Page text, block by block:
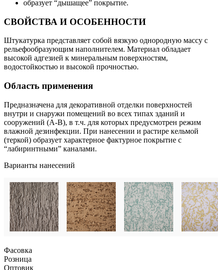
образует “дышащее” покрытие.
СВОЙСТВА И ОСОБЕННОСТИ
Штукатурка представляет собой вязкую однородную массу с
рельефообразующим наполнителем. Материал обладает
высокой адгезией к минеральным поверхностям,
водостойкостью и высокой прочностью.
Область применения
Предназначена для декоративной отделки поверхностей
внутри и снаружи помещений во всех типах зданий и
сооружений (А-В), в т.ч. для которых предусмотрен режим
влажной дезинфекции. При нанесении и растире кельмой
(теркой) образует характерное фактурное покрытие с
“лабиринтными” каналами.
Варианты нанесений
Фасовка
Розница
Оптовик